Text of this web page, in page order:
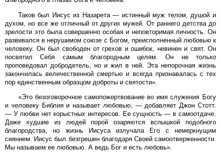
Таков был Иисус из Назарета — истинный муж телом, душой и
духом, но все же отличный от других мужей. От раннего детства до
зрелости это была совершенно особая и неповторимая личность. Он
развивался в нерушимом союзе с Богом, преисполненный любовью к
человеку. Он был свободен от грехов и ошибок, невинен и свят. Он
посвятил Себя самым благородным целям. Он не только
проповедовал добродетель, но и жил в ней. Эта непорочная жизнь
закончилась величественной смертью и всегда признавалась с тех
пор единственным образцом доброты и святости».
«Это безоговорочное самопожертвование во имя служения Богу
и человеку Библия и называет любовью, — добавляет Джон Стотт.
— У любви нет корыстных интересов. Ее сущность — в самоотдаче.
Даже худшие из людей порой озаряются вспышкой подобного
благородства, но жизнь Иисуса излучала Его с немеркнущим
сиянием. Иисус был безгрешен благодаря Своей самоотверженности.
Мы называем ее любовью. А ведь Бог и есть любовь».